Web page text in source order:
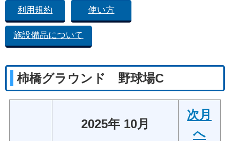
利用規約 使い方
施設備品について
柿橋グラウンド 野球場C
2025年 10月
次月
へ